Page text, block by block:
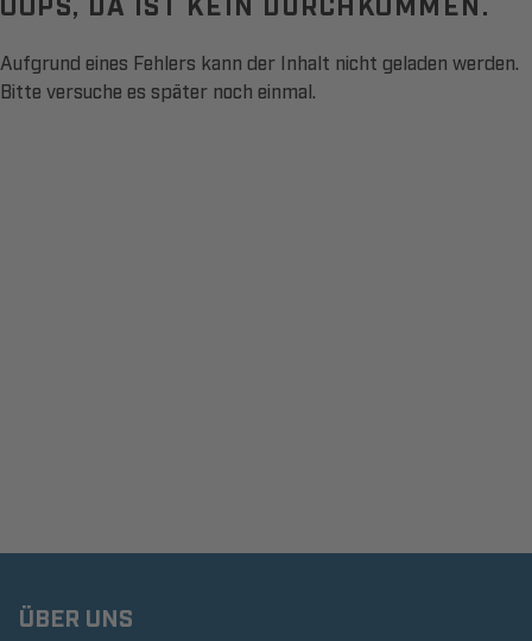
Aufgrund eines Fehlers kann der Inhalt nicht geladen werden.
Bitte versuche es später noch einmal.
ÜBER UNS